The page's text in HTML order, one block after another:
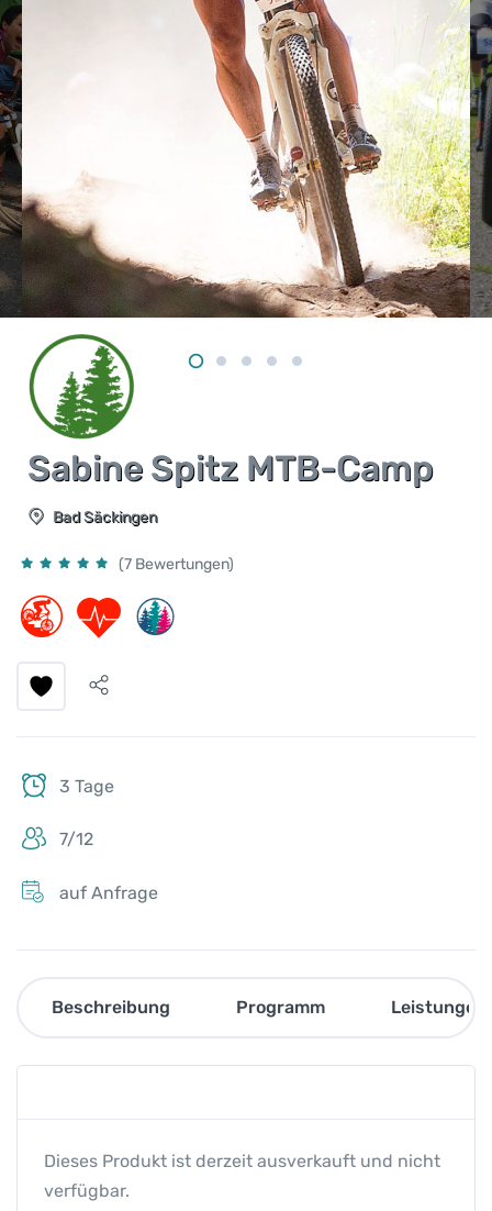
Sabine Spitz MTB-Camp
Bad Säckingen
(7 Bewertungen)
3 Tage
7/12
auf Anfrage
Beschreibung Programm Leistungen
Dieses Produkt ist derzeit ausverkauft und nicht
verfügbar.